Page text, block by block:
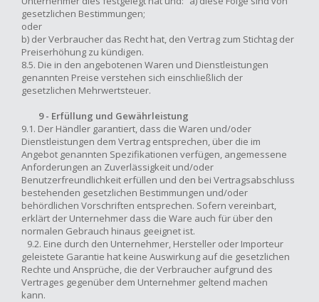
gesetzlichen Bestimmungen;
oder
b) der Verbraucher das Recht hat, den Vertrag zum Stichtag der
Preiserhöhung zu kündigen.
8.5. Die in den angebotenen Waren und Dienstleistungen
genannten Preise verstehen sich einschließlich der
gesetzlichen Mehrwertsteuer.
9 - Erfüllung und Gewährleistung
9.1. Der Händler garantiert, dass die Waren und/oder
Dienstleistungen dem Vertrag entsprechen, über die im
Angebot genannten Spezifikationen verfügen, angemessene
Anforderungen an Zuverlässigkeit und/oder
Benutzerfreundlichkeit erfüllen und den bei Vertragsabschluss
bestehenden gesetzlichen Bestimmungen und/oder
behördlichen Vorschriften entsprechen. Sofern vereinbart,
erklärt der Unternehmer dass die Ware auch für über den
normalen Gebrauch hinaus geeignet ist.
9.2. Eine durch den Unternehmer, Hersteller oder Importeur
geleistete Garantie hat keine Auswirkung auf die gesetzlichen
Rechte und Ansprüche, die der Verbraucher aufgrund des
Vertrages gegenüber dem Unternehmer geltend machen
kann.